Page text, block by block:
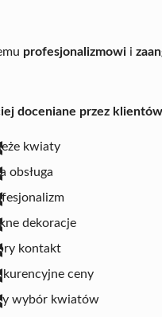
profesjonalizmowi i
doceniane przez
kwiaty
obsługa
dekoracje
kontakt
ceny
wybór kwiatów